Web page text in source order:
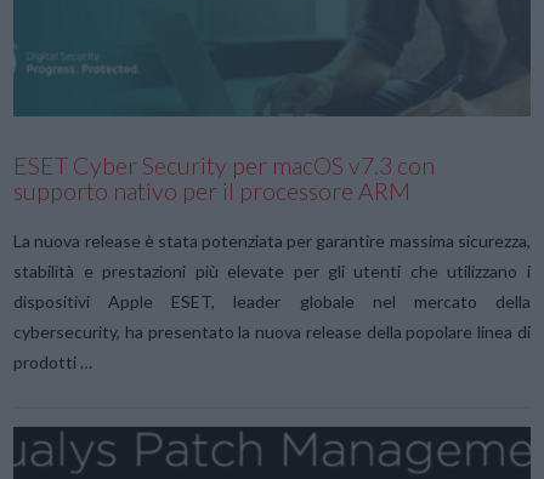
ESET Cyber Security per macOS v7.3 con
supporto nativo per il processore ARM
La nuova release è stata potenziata per garantire massima sicurezza,
stabilità e prestazioni più elevate per gli utenti che utilizzano i
dispositivi Apple ESET, leader globale nel mercato della
cybersecurity, ha presentato la nuova release della popolare linea di
prodotti …